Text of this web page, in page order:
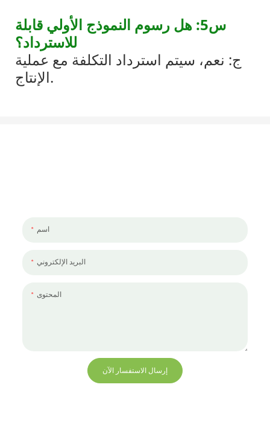
س5: هل رسوم النموذج الأولي قابلة
للاسترداد؟
ج: نعم، سيتم استرداد التكلفة مع عملية
الإنتاج.
اسم
البريد الإلكتروني
المحتوى
إرسال الاستفسار الآن